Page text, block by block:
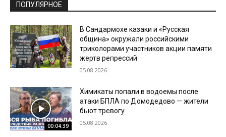
ПОПУЛЯРНОЕ
В Сандармохе казаки и «Русская
община» окружали российскими
триколорами участников акции памяти
жертв репрессий
05.08.2026
00:04:39
Химикаты попали в водоемы после
атаки БПЛА по Домодедово — жители
бьют тревогу
05.08.2026